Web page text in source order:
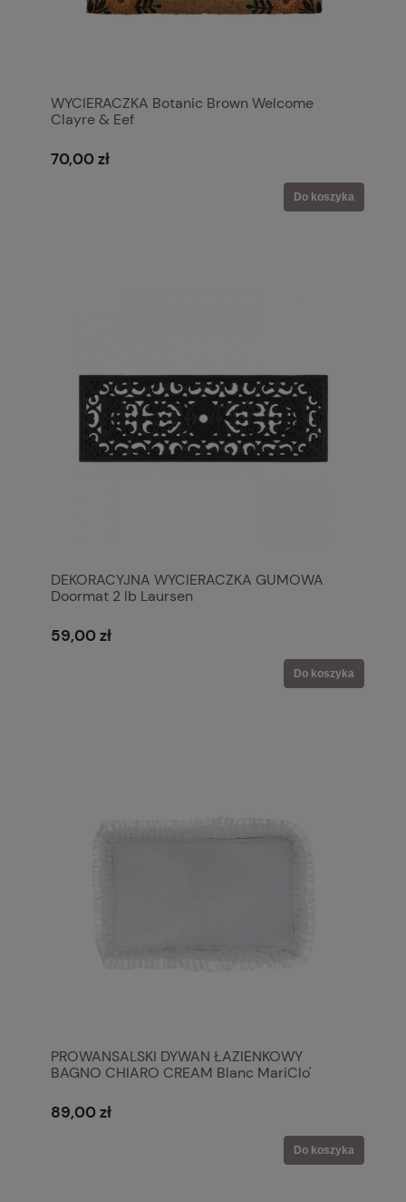
WYCIERACZKA Botanic Brown Welcome
Clayre & Eef
70,00 zł
Do koszyka
DEKORACYJNA WYCIERACZKA GUMOWA
Doormat 2 Ib Laursen
59,00 zł
Do koszyka
PROWANSALSKI DYWAN ŁAZIENKOWY
BAGNO CHIARO CREAM Blanc MariClo'
89,00 zł
Do koszyka